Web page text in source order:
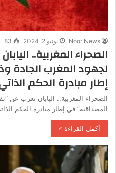
Noor News يونيو 2, 2024 83
الصحراء المغربية..
لجهود المغرب الجادة
إطار مبادرة الحكم
الصحراء المغربية.. اليابان تعرب عن
المصداقية” في إطار مبادرة الحكم الذاتي طوكيو
أكمل القراءة »